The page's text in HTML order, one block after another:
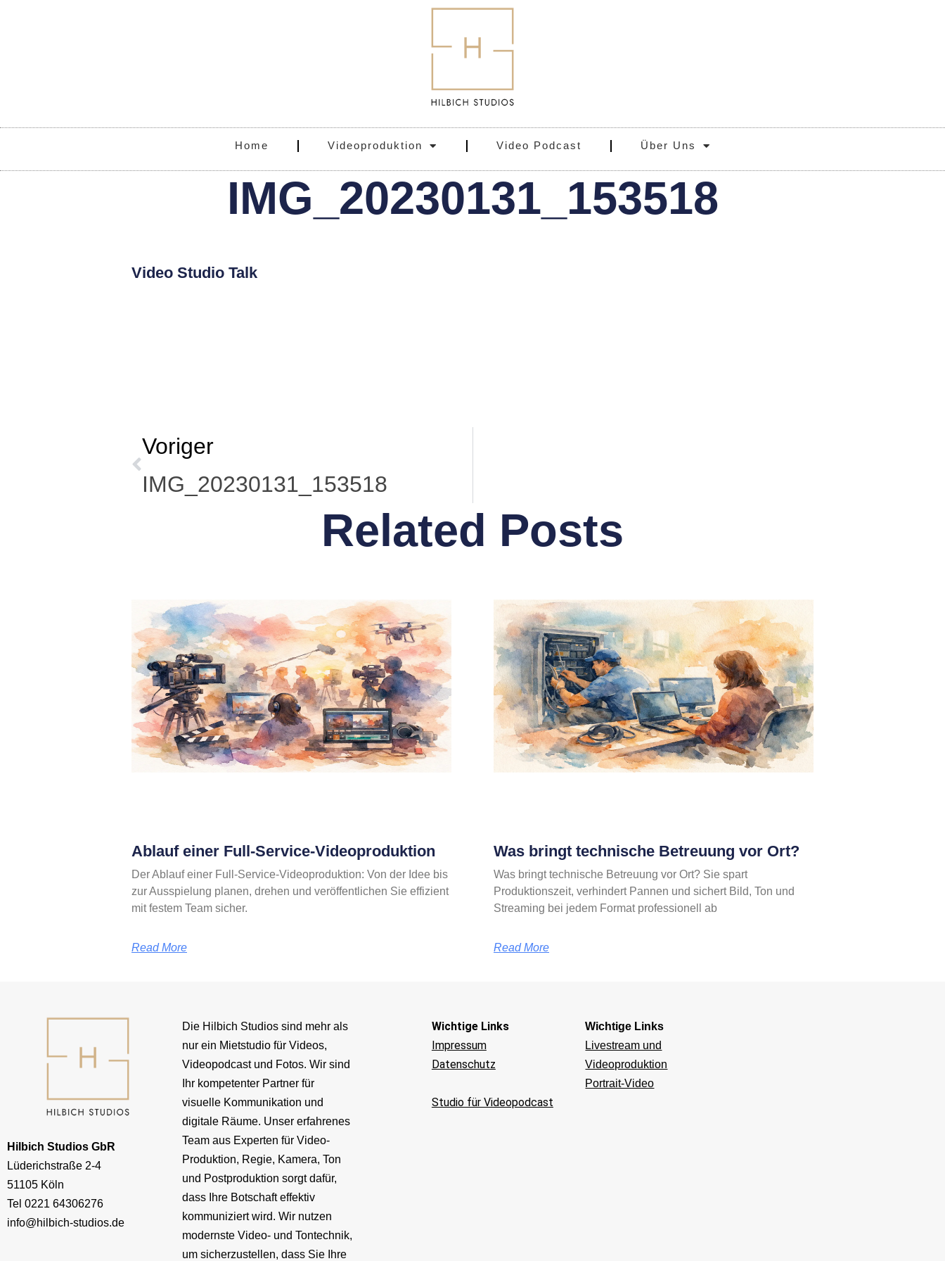
Home Videoproduktion Video Podcast Über Uns
IMG_20230131_153518
Video Studio Talk
Voriger
IMG_20230131_153518
Related Posts
Ablauf einer Full-Service-Videoproduktion
Der Ablauf einer Full-Service-Videoproduktion: Von der Idee bis
zur Ausspielung planen, drehen und veröffentlichen Sie effizient
mit festem Team sicher.
Read More
Was bringt technische Betreuung vor Ort?
Was bringt technische Betreuung vor Ort? Sie spart
Produktionszeit, verhindert Pannen und sichert Bild, Ton und
Streaming bei jedem Format professionell ab
Read More
Hilbich Studios GbR
Lüderichstraße 2-4
51105 Köln
Tel 0221 64306276
info@hilbich-studios.de
Die Hilbich Studios sind mehr als
nur ein Mietstudio für Videos,
Videopodcast und Fotos. Wir sind
Ihr kompetenter Partner für
visuelle Kommunikation und
digitale Räume. Unser erfahrenes
Team aus Experten für Video-
Produktion, Regie, Kamera, Ton
und Postproduktion sorgt dafür,
dass Ihre Botschaft effektiv
kommuniziert wird. Wir nutzen
modernste Video- und Tontechnik,
um sicherzustellen, dass Sie Ihre
Wichtige Links
Impressum
Datenschutz
Studio für Videopodcast
Wichtige Links
Livestream und
Videoproduktion
Portrait-Video